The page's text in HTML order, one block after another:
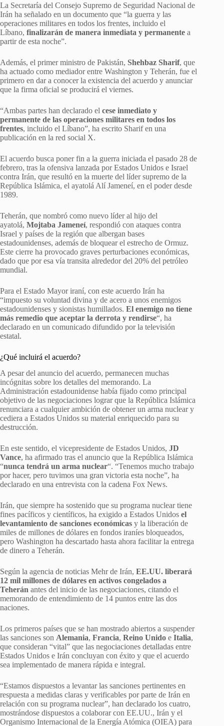
La Secretaría del Consejo Supremo de Seguridad Nacional de
Irán ha señalado en un documento que “la guerra y las
operaciones militares en todos los frentes, incluido el
Líbano, finalizarán de manera inmediata y permanente a
partir de esta noche”.
Además, el primer ministro de Pakistán, Shehbaz Sharif, que
ha actuado como mediador entre Washington y Teherán, fue el
primero en dar a conocer la existencia del acuerdo y anunciar
que la firma oficial se producirá el viernes.
“Ambas partes han declarado el cese inmediato y
permanente de las operaciones militares en todos los
frentes, incluido el Líbano”, ha escrito Sharif en una
publicación en la red social X.
El acuerdo busca poner fin a la guerra iniciada el pasado 28 de
febrero, tras la ofensiva lanzada por Estados Unidos e Israel
contra Irán, que resultó en la muerte del líder supremo de la
República Islámica, el ayatolá Alí Jameneí, en el poder desde
1989.
Teherán, que nombró como nuevo líder al hijo del
ayatolá, Mojtaba Jameneí, respondió con ataques contra
Israel y países de la región que albergan bases
estadounidenses, además de bloquear el estrecho de Ormuz.
Este cierre ha provocado graves perturbaciones económicas,
dado que por esa vía transita alrededor del 20% del petróleo
mundial.
Para el Estado Mayor iraní, con este acuerdo Irán ha
“impuesto su voluntad divina y de acero a unos enemigos
estadounidenses y sionistas humillados. El enemigo no tiene
más remedio que aceptar la derrota y rendirse“, ha
declarado en un comunicado difundido por la televisión
estatal.
¿Qué incluirá el acuerdo?
A pesar del anuncio del acuerdo, permanecen muchas
incógnitas sobre los detalles del memorando. La
Administración estadounidense había fijado como principal
objetivo de las negociaciones lograr que la República Islámica
renunciara a cualquier ambición de obtener un arma nuclear y
cediera a Estados Unidos su material enriquecido para su
destrucción.
En este sentido, el vicepresidente de Estados Unidos, JD
Vance, ha afirmado tras el anuncio que la República Islámica
“nunca tendrá un arma nuclear“. “Tenemos mucho trabajo
por hacer, pero tuvimos una gran victoria esta noche”, ha
declarado en una entrevista con la cadena Fox News.
Irán, que siempre ha sostenido que su programa nuclear tiene
fines pacíficos y científicos, ha exigido a Estados Unidos el
levantamiento de sanciones económicas y la liberación de
miles de millones de dólares en fondos iraníes bloqueados,
pero Washington ha descartado hasta ahora facilitar la entrega
de dinero a Teherán.
Según la agencia de noticias Mehr de Irán, EE.UU. liberará
12 mil millones de dólares en activos congelados a
Teherán antes del inicio de las negociaciones, citando el
memorando de entendimiento de 14 puntos entre las dos
naciones.
Los primeros países que se han mostrado abiertos a suspender
las sanciones son Alemania, Francia, Reino Unido e Italia,
que consideran “vital” que las negociaciones detalladas entre
Estados Unidos e Irán concluyan con éxito y que el acuerdo
sea implementado de manera rápida e integral.
“Estamos dispuestos a levantar las sanciones pertinentes en
respuesta a medidas claras y verificables por parte de Irán en
relación con su programa nuclear”, han declarado los cuatro,
mostrándose dispuestos a colaborar con EE.UU., Irán y el
Organismo Internacional de la Energía Atómica (OIEA) para